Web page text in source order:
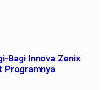
Bagi Innova Zenix
Programnya